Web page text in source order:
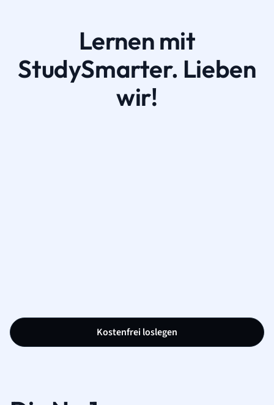
Lernen mit
StudySmarter. Lieben
wir!
Kostenfrei loslegen